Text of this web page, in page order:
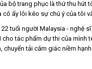
bộ trang phục là thứ thu
ấy lôi kéo sự chú ý của tôi
tuổi người Malaysia - nghệ
cho tác phẩm dự thi của
tải cảm giác niềm